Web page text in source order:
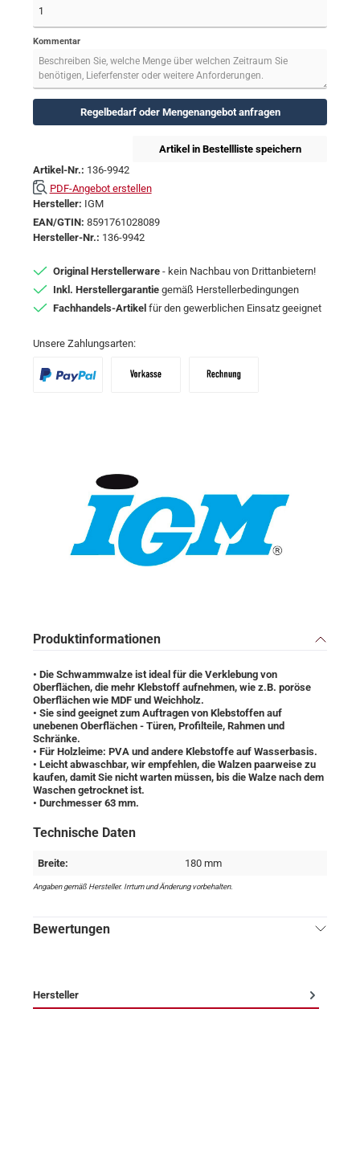
Kommentar
Regelbedarf oder Mengenangebot anfragen
Artikel in Bestellliste speichern
Artikel-Nr.: 136-9942
PDF-Angebot erstellen
Hersteller: IGM
EAN/GTIN: 8591761028089
Hersteller-Nr.: 136-9942
Original Herstellerware - kein Nachbau von Drittanbietern!
Inkl. Herstellergarantie gemäß Herstellerbedingungen
Fachhandels-Artikel für den gewerblichen Einsatz geeignet
Unsere Zahlungsarten:
Produktinformationen
• Die Schwammwalze ist ideal für die Verklebung von
Oberflächen, die mehr Klebstoff aufnehmen, wie z.B. poröse
Oberflächen wie MDF und Weichholz.
• Sie sind geeignet zum Auftragen von Klebstoffen auf
unebenen Oberflächen - Türen, Profilteile, Rahmen und
Schränke.
• Für Holzleime: PVA und andere Klebstoffe auf Wasserbasis.
• Leicht abwaschbar, wir empfehlen, die Walzen paarweise zu
kaufen, damit Sie nicht warten müssen, bis die Walze nach dem
Waschen getrocknet ist.
• Durchmesser 63 mm.
Technische Daten
Breite: 180 mm
Angaben gemäß Hersteller. Irrtum und Änderung vorbehalten.
Bewertungen
Hersteller